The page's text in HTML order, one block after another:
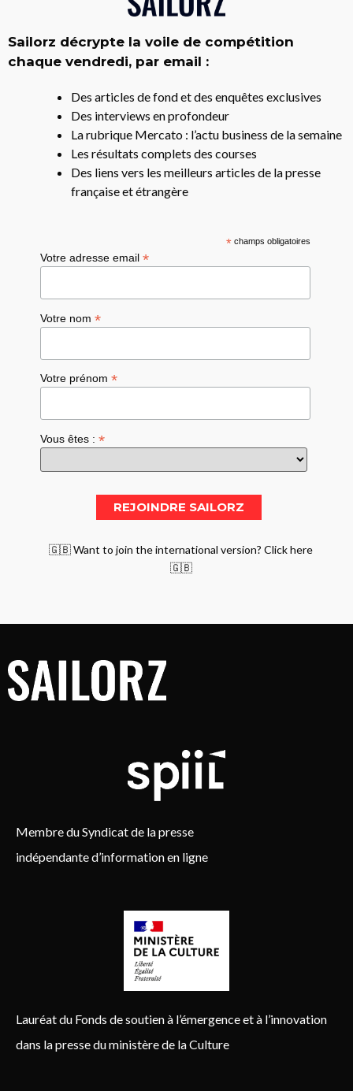
Sailorz décrypte la voile de compétition
chaque vendredi, par email :
Des articles de fond et des enquêtes exclusives
Des interviews en profondeur
La rubrique Mercato : l’actu business de la semaine
Les résultats complets des courses
Des liens vers les meilleurs articles de la presse
française et étrangère
*champs obligatoires
Votre adresse email*
Votre nom*
Votre prénom*
Vous êtes :*
🇬🇧 Want to join the international version? Click here
🇬🇧
Membre du Syndicat de la presse
indépendante d’information en ligne
Lauréat du Fonds de soutien à l’émergence et à l’innovation
dans la presse du ministère de la Culture